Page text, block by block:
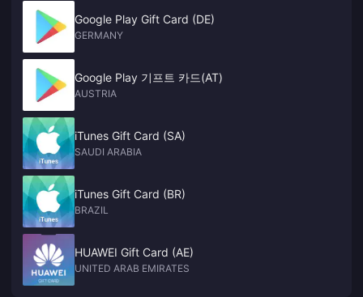
Google Play Gift Card (DE)
GERMANY
Google Play 기프트 카드(AT)
AUSTRIA
iTunes Gift Card (SA)
SAUDI ARABIA
iTunes Gift Card (BR)
BRAZIL
HUAWEI Gift Card (AE)
UNITED ARAB EMIRATES